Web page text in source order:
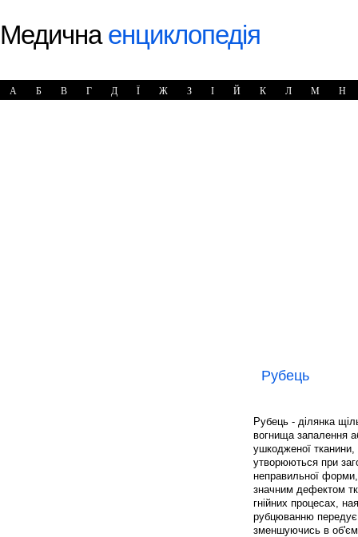
Медичнаенциклопедія
А Б В Г Д Ї Ж З І Й К Л М Н
Рубець
Рубець - ділянка
вогнища запалення
ушкодженої тканини,
утворюються при
неправильної
значним дефектом
гнійних процесах,
рубцюванню передує
зменшуючись в